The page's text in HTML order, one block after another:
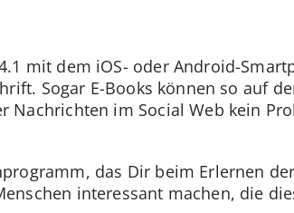
mit dem iOS- oder Android-
Sogar E-Books können so auf
Nachrichten im Social Web kein
das Dir beim Erlernen
interessant machen, die